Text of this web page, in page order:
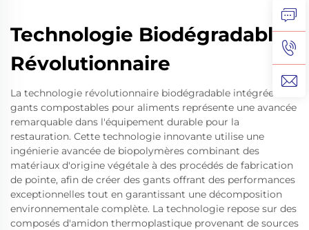
Technologie Biodégradable
Révolutionnaire
La technologie révolutionnaire biodégradable intégrée aux
gants compostables pour aliments représente une avancée
remarquable dans l'équipement durable pour la
restauration. Cette technologie innovante utilise une
ingénierie avancée de biopolymères combinant des
matériaux d'origine végétale à des procédés de fabrication
de pointe, afin de créer des gants offrant des performances
exceptionnelles tout en garantissant une décomposition
environnementale complète. La technologie repose sur des
composés d'amidon thermoplastique provenant de sources